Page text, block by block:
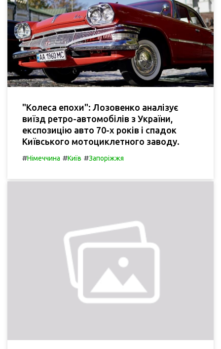
"Колеса епохи": Лозовенко аналізує
виїзд ретро-автомобілів з України,
експозицію авто 70-х років і спадок
Київського мотоциклетного заводу.
#Німеччина #Київ #Запоріжжя